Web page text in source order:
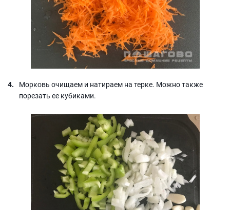
Морковь очищаем и натираем на терке. Можно также
порезать ее кубиками.